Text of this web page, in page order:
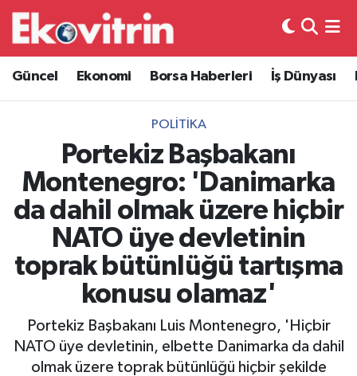
Güncel Ekonomi Borsa Haberleri İş Dünyası
POLITIKA
Portekiz Başbakanı
Montenegro: 'Danimarka
da dahil olmak üzere hiçbir
NATO üye devletinin
toprak bütünlüğü tartışma
konusu olamaz'
Portekiz Başbakanı Luis Montenegro, 'Hiçbir
NATO üye devletinin, elbette Danimarka da dahil
olmak üzere toprak bütünlüğü hiçbir şekilde
Güncel
Ekonomi
Borsa Haberleri
İş Dünyası
Lojistik
Otovitrin
Asayiş
Magazin
Hava Durumu
Trafik Durumu
Süper Lig Puan Durumu ve Fikstür
Tüm Manşetler
Son Dakika Haberleri
Haber Arşivi